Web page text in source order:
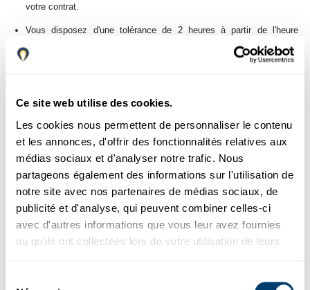
Ce site web utilise des cookies.
Les cookies nous permettent de personnaliser le contenu
et les annonces, d'offrir des fonctionnalités relatives aux
médias sociaux et d'analyser notre trafic. Nous
partageons également des informations sur l'utilisation de
notre site avec nos partenaires de médias sociaux, de
publicité et d'analyse, qui peuvent combiner celles-ci
avec d'autres informations que vous leur avez fournies
ou qu'ils ont collectées lors de votre utilisation de leurs
votre contrat.
Vous disposez d'une tolérance de 2 heures à partir de l'heure
convenue. Au-delà, le tarif d'un jour supplémentaire plus 35€ par
jour ou fraction de jour s'applique.
restitution se fait dans une agence différente de celle de la prise en
s'appliquent.
État de la voiture
Rendez-le propre et dans le même état que vous l'avez reçu.
Carburant
Rendez la voiture avec le même niveau de carburant qu'au moment
de la prise en charge.
manquant au prix du marché, sans supplément de service.